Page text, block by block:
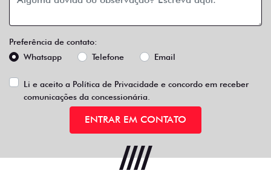
Preferência de contato:
Whatsapp
Telefone Email
Li e aceito a Política de Privacidade e concordo em receber
comunicações da concessionária.
ENTRAR EM CONTATO